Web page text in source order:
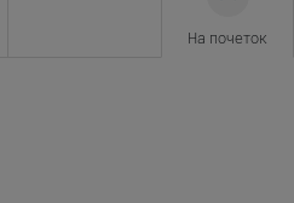
На почеток